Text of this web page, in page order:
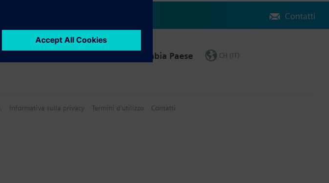
Contatti
Cambia Paese CH (IT)
Informativa sulla privacy Termini d'utilizzo Contatti